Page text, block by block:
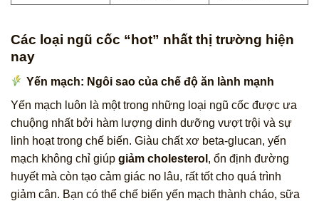
Các loại ngũ cốc “hot” nhất thị trường hiện
nay
Yến mạch: Ngôi sao của chế độ ăn lành mạnh
Yến mạch luôn là một trong những loại ngũ cốc được ưa
chuộng nhất bởi hàm lượng dinh dưỡng vượt trội và sự
linh hoạt trong chế biến. Giàu chất xơ beta-glucan, yến
mạch không chỉ giúp giảm cholesterol , ổn định đường
huyết mà còn tạo cảm giác no lâu, rất tốt cho quá trình
giảm cân. Bạn có thể chế biến yến mạch thành cháo, sữa